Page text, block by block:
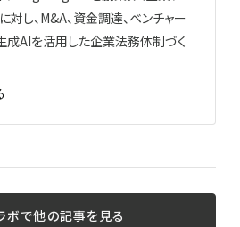
対し、M&A、資金調達、ベンチャー
成AIを活用した企業法務体制づく
ボで他の記事を見る